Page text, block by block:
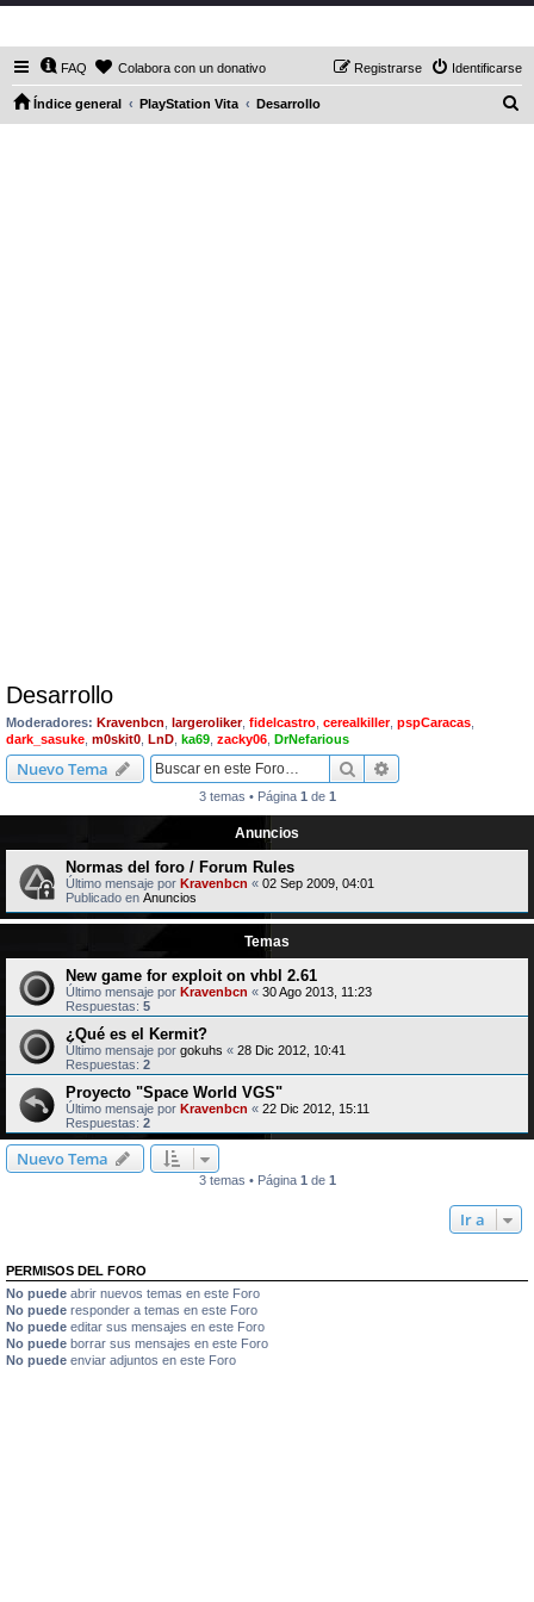
FAQ Colabora con un donativo Identificarse
Registrarse
Índice general PlayStation Vita Desarrollo
Desarrollo
Moderadores: Kravenbcn largeroliker, fidelcastro cerealkiller, pspCaracas
dark_sasuke m0skit0 LnD ka69 zacky06 DrNefarious
Nuevo Tema Buscar
3 temas • Página 1 de 1
Anuncios
Normas del foro / Forum Rules
Último mensaje por Kravenbcn « 02 Sep 2009, 04:01
Publicado en Anuncios
Temas
New game for exploit on vhbl 2.61
Último mensaje por Kravenbcn « 30 Ago 2013, 11:23
Respuestas: 5
¿Qué es el Kermit?
Último mensaje por gokuhs « 28 Dic 2012, 10:41
Respuestas: 2
Proyecto "Space World VGS"
Último mensaje por Kravenbcn « 22 Dic 2012, 15:11
Respuestas: 2
Nuevo Tema
3 temas • Página 1 de 1
Ir a
PERMISOS DEL FORO
No puede abrir nuevos temas en este Foro
No puede responder a temas en este Foro
No puede editar sus mensajes en este Foro
No puede borrar sus mensajes en este Foro
No puede enviar adjuntos en este Foro